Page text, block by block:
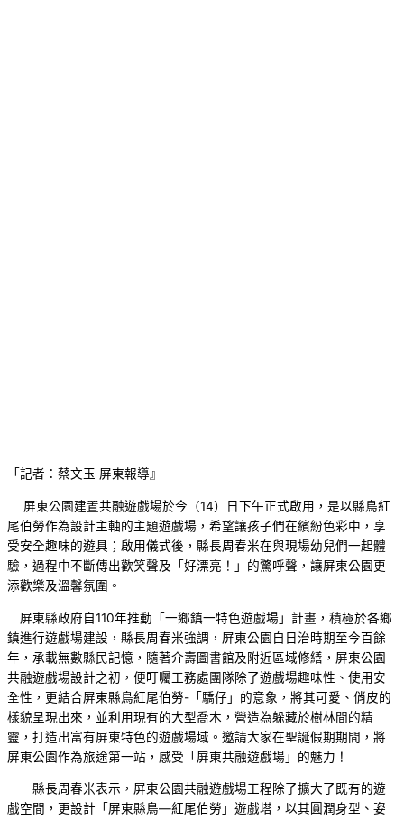
「記者：蔡文玉 屏東報導』
屏東公園建置共融遊戲場於今（14）日下午正式啟用，是以縣鳥紅
尾伯勞作為設計主軸的主題遊戲場，希望讓孩子們在繽紛色彩中，享
受安全趣味的遊具；啟用儀式後，縣長周春米在與現場幼兒們一起體
驗，過程中不斷傳出歡笑聲及「好漂亮！」的驚呼聲，讓屏東公園更
添歡樂及溫馨氛圍。
屏東縣政府自110年推動「一鄉鎮一特色遊戲場」計畫，積極於各鄉
鎮進行遊戲場建設，縣長周春米強調，屏東公園自日治時期至今百餘
年，承載無數縣民記憶，隨著介壽圖書館及附近區域修繕，屏東公園
共融遊戲場設計之初，便叮囑工務處團隊除了遊戲場趣味性、使用安
全性，更結合屏東縣鳥紅尾伯勞-「驕仔」的意象，將其可愛、俏皮的
樣貌呈現出來，並利用現有的大型喬木，營造為躲藏於樹林間的精
靈，打造出富有屏東特色的遊戲場域。邀請大家在聖誕假期期間，將
屏東公園作為旅途第一站，感受「屏東共融遊戲場」的魅力！
縣長周春米表示，屏東公園共融遊戲場工程除了擴大了既有的遊
戲空間，更設計「屏東縣鳥—紅尾伯勞」遊戲塔，以其圓潤身型、姿